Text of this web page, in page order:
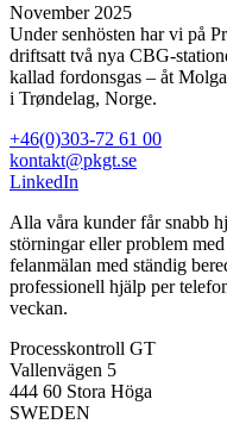
November 2025
Under senhösten har vi på
driftsatt två nya
kallad fordonsgas – åt
i Trøndelag, Norge.
+46(0)303-72 61 00
kontakt@pkgt.se
LinkedIn
Alla våra kunder får snabb
störningar eller problem
felanmälan med ständig
professionell hjälp per
veckan.
Processkontroll GT
Vallenvägen 5
444 60 Stora Höga
SWEDEN